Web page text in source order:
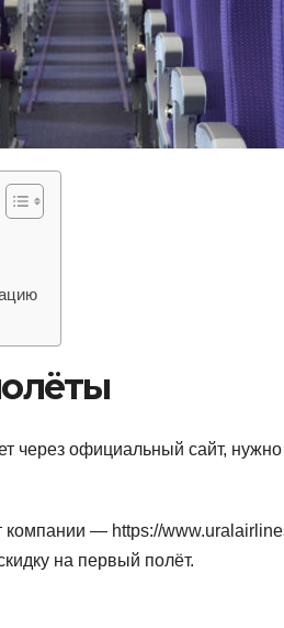
через официальный сайт,
компании — https://
на первый полёт.